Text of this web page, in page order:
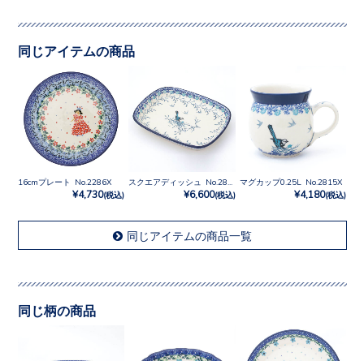
同じアイテムの商品
16cmプレート No.2286X
¥4,730(税込) ¥6,600(税込)
マグカップ0.25L No.2815X
¥4,180(税込)
同じアイテムの商品一覧
同じ柄の商品